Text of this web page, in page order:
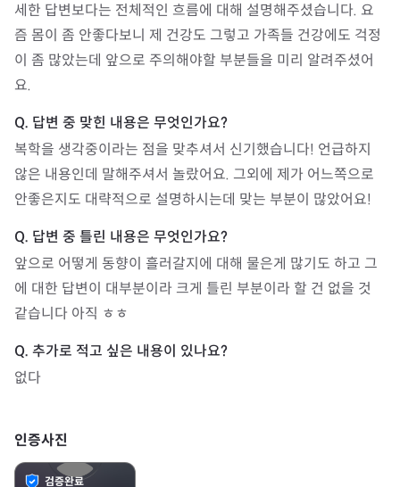
세한 답변보다는 전체적인 흐름에 대해 설명해주셨습니다. 요
즘 몸이 좀 안좋다보니 제 건강도 그렇고 가족들 건강에도 걱정
이 좀 많았는데 앞으로 주의해야할 부분들을 미리 알려주셨어
요.
복학을 생각중이라는 점을 맞추셔서 신기했습니다! 언급하지
않은 내용인데 말해주셔서 놀랐어요. 그외에 제가 어느쪽으로
안좋은지도 대략적으로 설명하시는데 맞는 부분이 많았어요!
앞으로 어떻게 동향이 흘러갈지에 대해 물은게 많기도 하고 그
에 대한 답변이 대부분이라 크게 틀린 부분이라 할 건 없을 것
같습니다 아직 ㅎㅎ
없다
인증사진
검증완료